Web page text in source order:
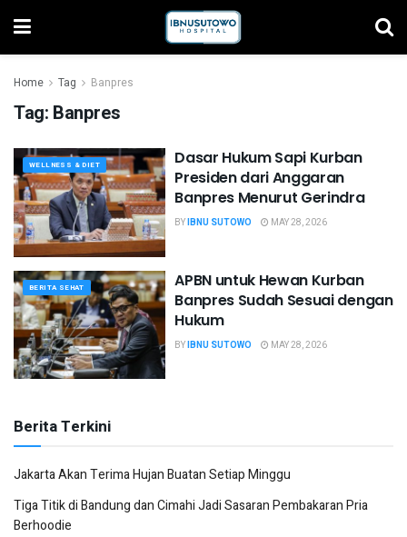
Home Tag Banpres
Tag: Banpres
WELLNESS & DIET
Dasar Hukum Sapi Kurban
Presiden dari Anggaran
Banpres Menurut Gerindra
BYIBNU SUTOWO MAY 28, 2026
BERITA SEHAT
APBN untuk Hewan Kurban
Banpres Sudah Sesuai dengan
Hukum
BYIBNU SUTOWO MAY 28, 2026
Berita Terkini
Jakarta Akan Terima Hujan Buatan Setiap Minggu
Tiga Titik di Bandung dan Cimahi Jadi Sasaran Pembakaran Pria
Berhoodie